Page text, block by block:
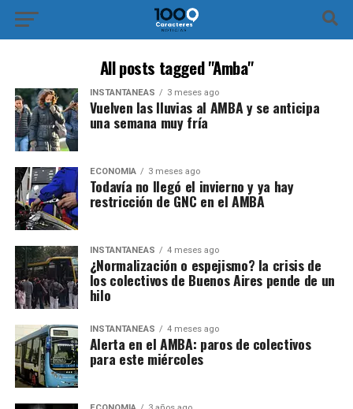
All posts tagged "Amba"
INSTANTÁNEAS 3 meses ago
Vuelven las lluvias al AMBA y se anticipa
una semana muy fría
ECONOMÍA 3 meses ago
​Todavía no llegó el invierno y ya hay
restricción de GNC en el AMBA
INSTANTÁNEAS 4 meses ago
¿Normalización o espejismo? la crisis de
los colectivos de Buenos Aires pende de un
hilo
INSTANTÁNEAS 4 meses ago
Alerta en el AMBA: paros de colectivos
para este miércoles